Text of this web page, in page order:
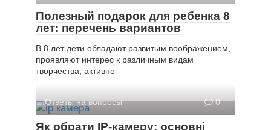
Полезный подарок для ребенка 8
лет: перечень вариантов
В 8 лет дети обладают развитым воображением,
проявляют интерес к различным видам
творчества, активно
Ответы на вопросы 0
Як обрати IP-камеру: основні